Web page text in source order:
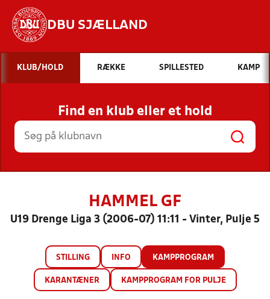
DBU SJÆLLAND
Hvad vil du søge efter?
INDHOLD OG NYHEDER
STILLINGER, RESULTATER, KLUBBER OG
HOLD
KLUB/HOLD RÆKKE SPILLESTED KAMP
Find en klub eller et hold
HAMMEL GF
U19 Drenge Liga 3 (2006-07) 11:11 - Vinter, Pulje 5
STILLING INFO KAMPPROGRAM
KARANTÆNER KAMPPROGRAM FOR PULJE